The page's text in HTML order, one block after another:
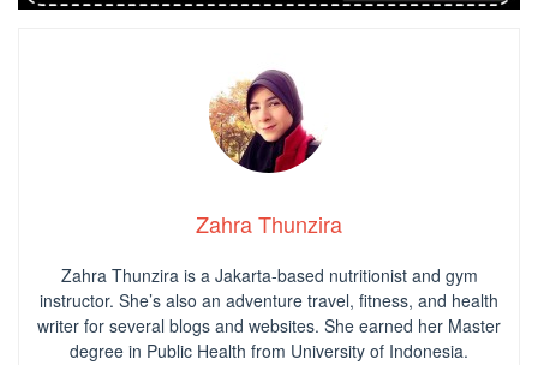
Zahra Thunzira
Zahra Thunzira is a Jakarta-based nutritionist and gym
instructor. She’s also an adventure travel, fitness, and health
writer for several blogs and websites. She earned her Master
degree in Public Health from University of Indonesia.